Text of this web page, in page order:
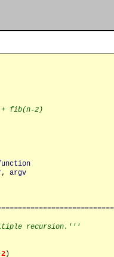
fib(n-2)
, argv
recursion.'''
2)